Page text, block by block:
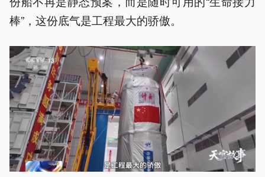
棒”，这份底气是工程最大的骄傲。